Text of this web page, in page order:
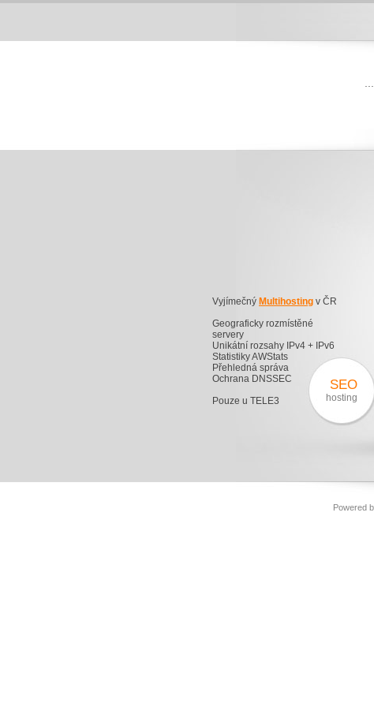
Vyjímečný Multihosting v ČR
Geograficky rozmístěné
servery
Unikátní rozsahy IPv4 + IPv6
Statistiky AWStats
Přehledná správa
Ochrana DNSSEC
Pouze u TELE3
SEO
hosting
Powered